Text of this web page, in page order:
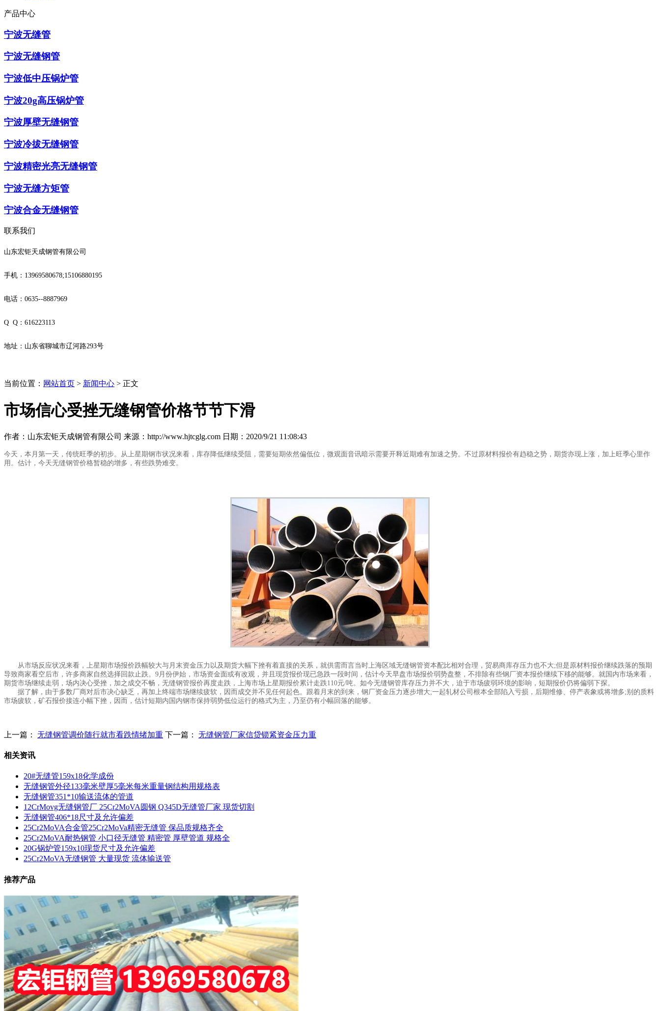
产品中心
宁波无缝管
宁波无缝钢管
宁波低中压锅炉管
宁波20g高压锅炉管
宁波厚壁无缝钢管
宁波冷拔无缝钢管
宁波精密光亮无缝钢管
宁波无缝方矩管
宁波合金无缝钢管
联系我们
山东宏钜天成钢管有限公司
手机：13969580678;15106880195
电话：0635--8887969
Q Q：616223113
地址：山东省聊城市辽河路293号
当前位置： 网站首页 > 新闻中心 > 正文
市场信心受挫无缝钢管价格节节下滑
作者：山东宏钜天成钢管有限公司 来源：http://www.hjtcglg.com 日期：2020/9/21 11:08:43
今天，本月第一天，传统旺季的初步。从上星期钢市状况来看，库存降低继续受阻，需要短期依然偏低位，微观面音讯暗示需要开释近期难有加速之势。不过原材料报价有趋稳之势，期货亦现上涨，加上旺季心里作
用。估计，今天无缝钢管价格暂稳的增多，有些跌势难变。
从市场反应状况来看，上星期市场报价跌幅较大与月末资金压力以及期货大幅下挫有着直接的关系，就供需而言当时上海区域无缝钢管资本配比相对合理，贸易商库存压力也不大;但是原材料报价继续跌落的预期
导致商家看空后市，许多商家自然选择回款止跌。9月份伊始，市场资金面或有改观，并且现货报价现已急跌一段时间，估计今天早盘市场报价弱势盘整，不排除有些钢厂资本报价继续下移的能够。就国内市场来看，
期货市场继续走弱，场内决心受挫，加之成交不畅，无缝钢管报价再度走跌，上海市场上星期报价累计走跌110元/吨。如今无缝钢管库存压力并不大，迫于市场疲弱环境的影响，短期报价仍将偏弱下探。
据了解，由于多数厂商对后市决心缺乏，再加上终端市场继续疲软，因而成交并不见任何起色。跟着月末的到来，钢厂资金压力逐步增大;一起轧材公司根本全部陷入亏损，后期维修、停产表象或将增多;别的质料
市场疲软，矿石报价接连小幅下挫，因而，估计短期内国内钢市保持弱势低位运行的格式为主，乃至仍有小幅回落的能够。
上一篇： 无缝钢管调价随行就市看跌情绪加重 下一篇： 无缝钢管厂家信贷锁紧资金压力重
相关资讯
20#无缝管159x18化学成份
无缝钢管外径133毫米壁厚5毫米每米重量钢结构用规格表
无缝钢管351*10输送流体的管道
12CrMovg无缝钢管厂 25Cr2MoVA圆钢 Q345D无缝管厂家 现货切割
无缝钢管406*18尺寸及允许偏差
25Cr2MoVA合金管25Cr2MoVa精密无缝管 保品质规格齐全
25Cr2MoVA耐热钢管 小口径无缝管 精密管 厚壁管道 规格全
20G锅炉管159x10现货尺寸及允许偏差
25Cr2MoVA无缝钢管 大量现货 流体输送管
推荐产品